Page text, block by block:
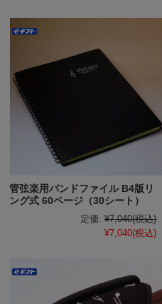
管弦楽用バンドファイル B4版リ
ング式 60ページ（30シート）
定価: ¥7,040(税込)
¥7,040(税込)